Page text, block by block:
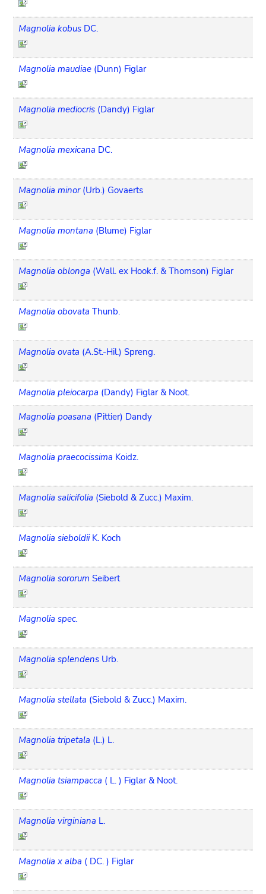
Magnolia kobus DC.
Magnolia maudiae (Dunn) Figlar
Magnolia mediocris (Dandy) Figlar
Magnolia mexicana DC.
Magnolia minor (Urb.) Govaerts
Magnolia montana (Blume) Figlar
Magnolia oblonga (Wall. ex Hook.f. & Thomson) Figlar
Magnolia obovata Thunb.
Magnolia ovata (A.St.-Hil.) Spreng.
Magnolia pleiocarpa (Dandy) Figlar & Noot.
Magnolia poasana (Pittier) Dandy
Magnolia praecocissima Koidz.
Magnolia salicifolia (Siebold & Zucc.) Maxim.
Magnolia sieboldii K. Koch
Magnolia sororum Seibert
Magnolia spec.
Magnolia splendens Urb.
Magnolia stellata (Siebold & Zucc.) Maxim.
Magnolia tripetala (L.) L.
Magnolia tsiampacca ( L. ) Figlar & Noot.
Magnolia virginiana L.
Magnolia x alba ( DC. ) Figlar